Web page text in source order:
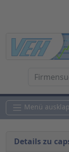
Menü
Details zu